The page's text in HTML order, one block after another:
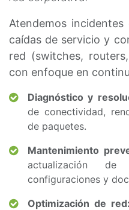
Atendemos
caídas de servicio y
red (switches,
con enfoque en
Diagnóstico y
de conectividad,
de paquetes.
Mantenimiento
actualización
configuraciones y
Optimización de red: